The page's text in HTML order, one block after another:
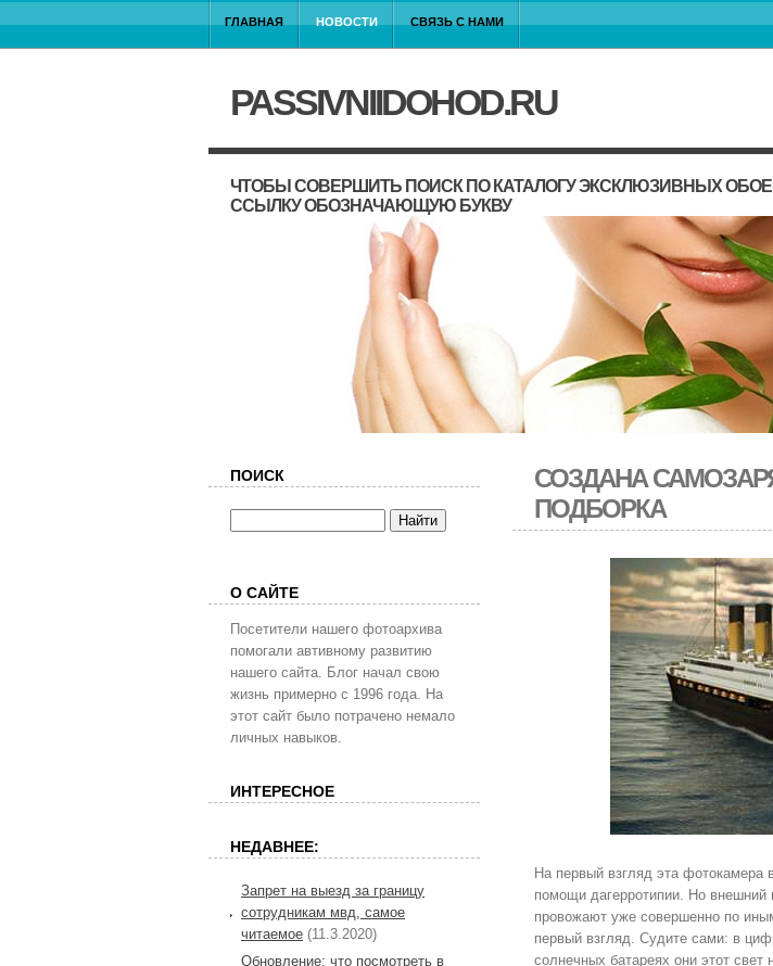
ГЛАВНАЯ НОВОСТИ СВЯЗЬ С НАМИ
PASSIVNIIDOHOD.RU
ЧТОБЫ СОВЕРШИТЬ ПОИСК ПО КАТАЛОГУ ЭКСКЛЮЗИВНЫХ
ССЫЛКУ ОБОЗНАЧАЮЩУЮ БУКВУ
СОЗДАНА
ПОДБОРКА
На первый взгляд эта фотокамера
помощи дагерротипии. Но внешний
провожают уже совершенно по
первый взгляд. Судите сами: в
солнечных батареях они этот
ПОИСК
О САЙТЕ
Посетители нашего фотоархива
помогали автивному развитию
нашего сайта. Блог начал свою
жизнь примерно с 1996 года. На
этот сайт было потрачено немало
личных навыков.
ИНТЕРЕСНОЕ
НЕДАВНЕЕ:
Запрет на выезд за границу
сотрудникам мвд, самое
читаемое (11.3.2020)
Обновление: что посмотреть в